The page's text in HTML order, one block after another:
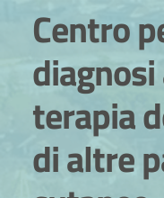
Centro
terapia
di altre